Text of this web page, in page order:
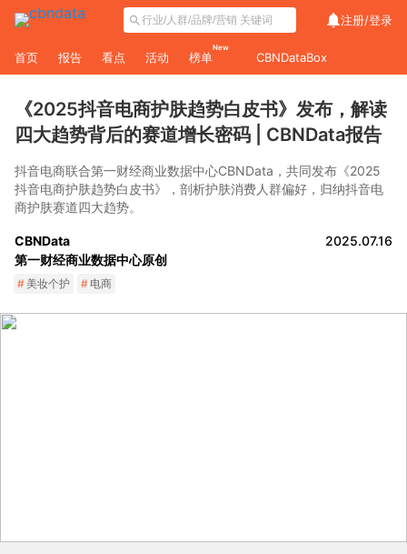
注册/登录
首页 报告 看点 活动 榜单
New
CBNDataBox
《2025抖音电商护肤趋势白皮书》发布，解读
四大趋势背后的赛道增长密码 | CBNData报告
抖音电商联合第一财经商业数据中心CBNData，共同发布《2025
抖音电商护肤趋势白皮书》，剖析护肤消费人群偏好，归纳抖音电
商护肤赛道四大趋势。
CBNData
第一财经商业数据中心原创
2025.07.16
#美妆个护 # 电商